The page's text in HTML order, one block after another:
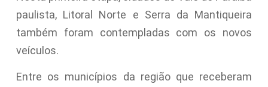
paulista, Litoral Norte e Serra da Mantiqueira
também foram contempladas com os novos
veículos.
Entre os municípios da região que receberam